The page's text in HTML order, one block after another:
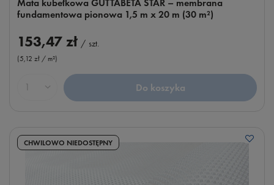
Mata kubełkowa GUTTABETA STAR – membrana
fundamentowa pionowa 1,5 m x 20 m (30 m²)
153,47 zł / szt.
(5,12 zł / m²)
Ilość produktów Do koszyka
CHWILOWO NIEDOSTĘPNY